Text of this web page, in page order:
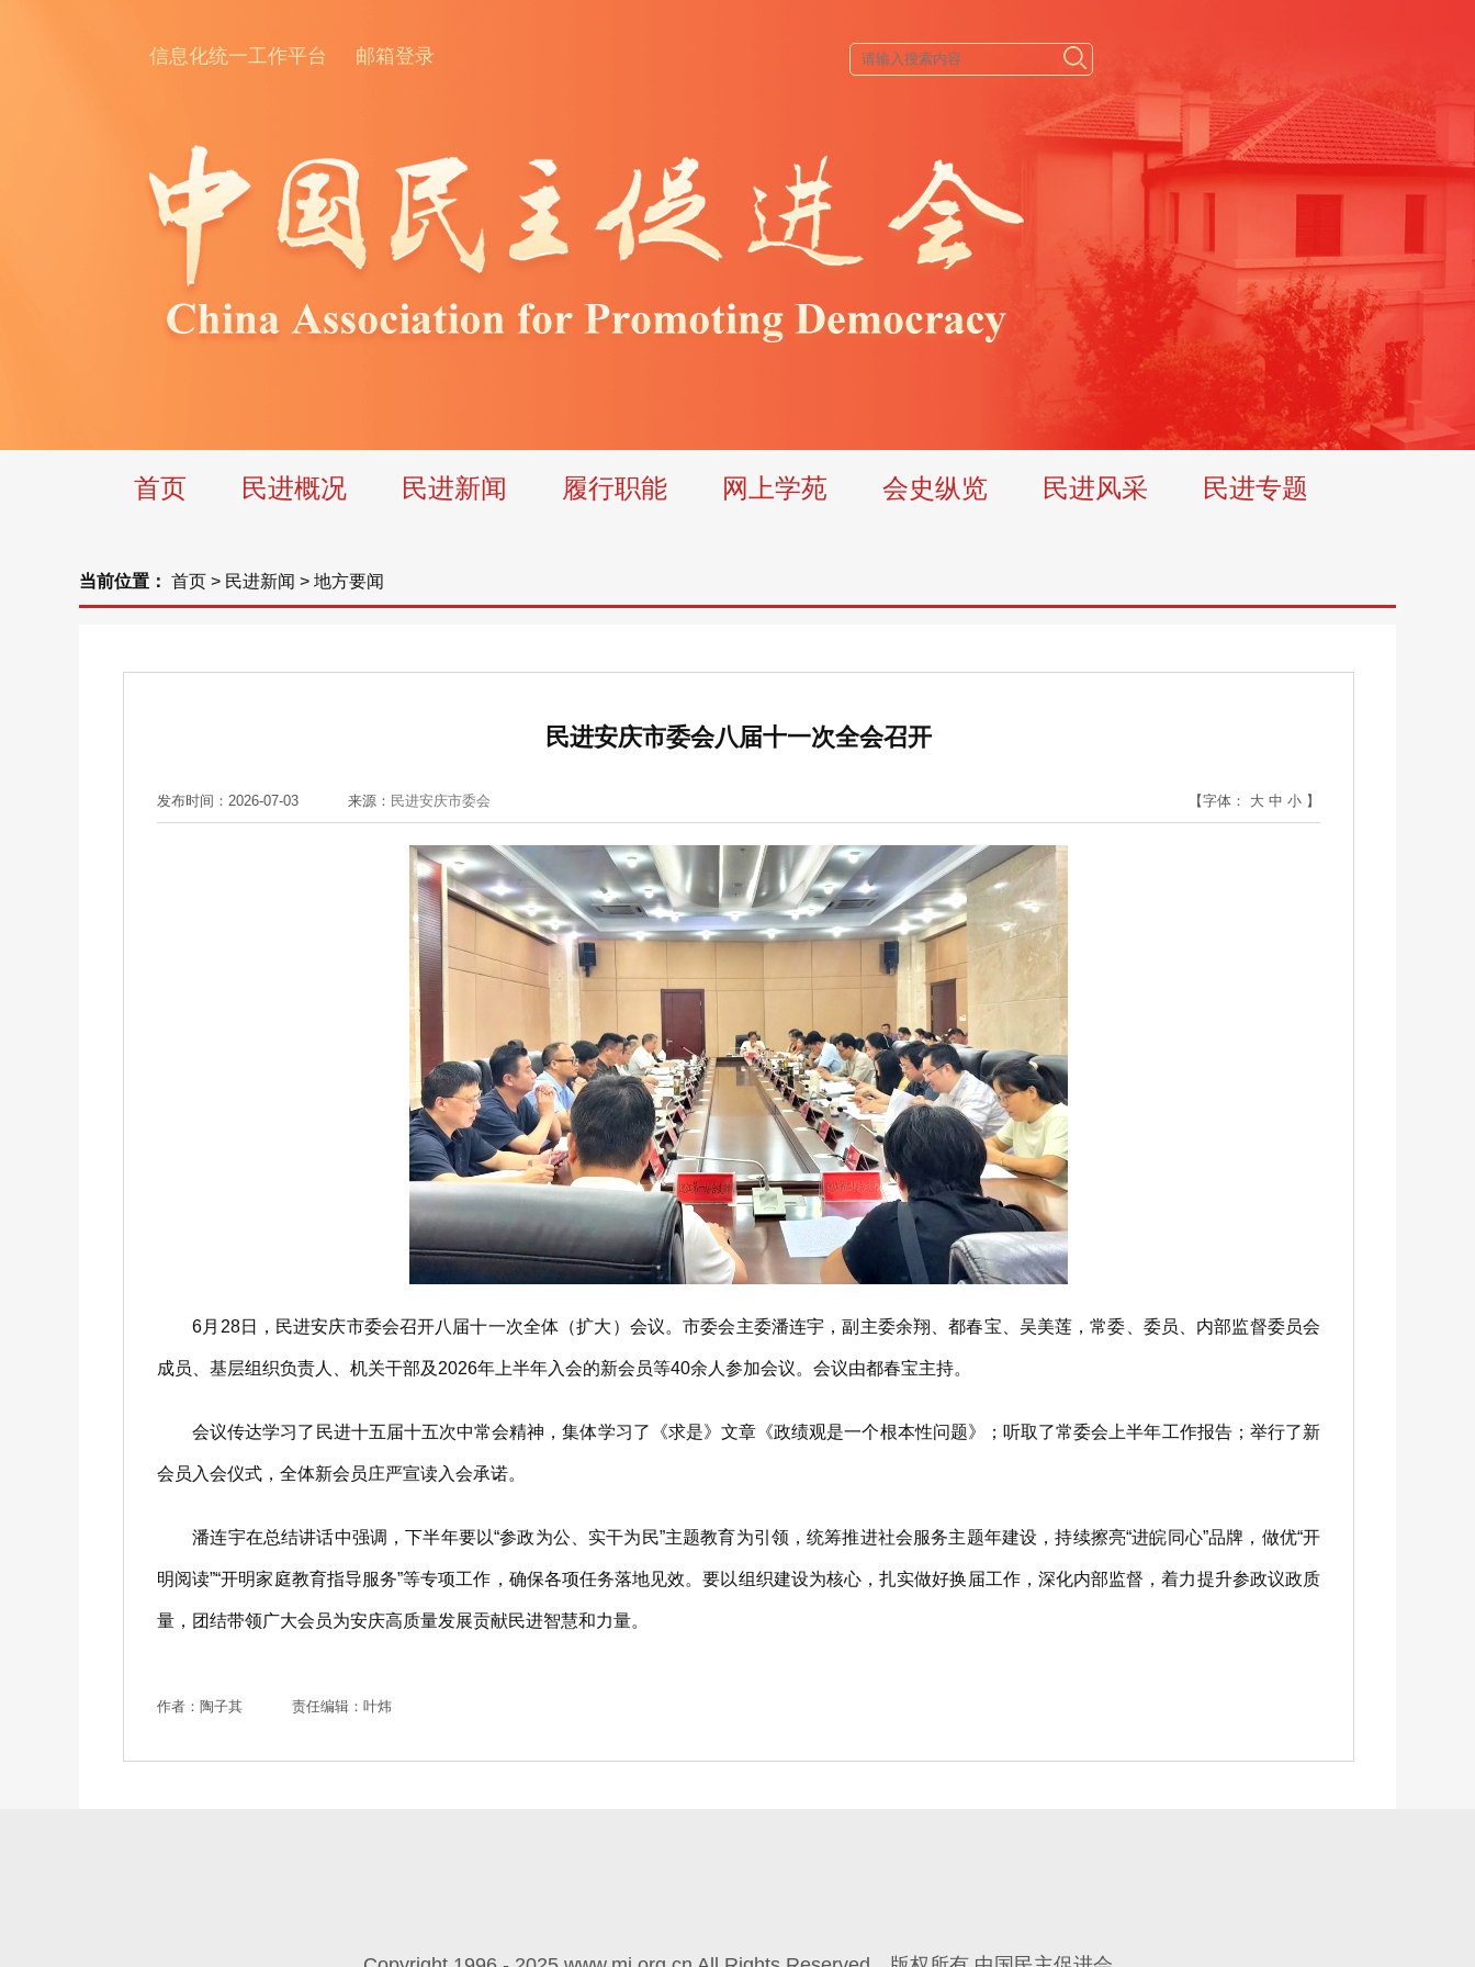
信息化统一工作平台 邮箱登录
首页 民进概况 民进新闻 履行职能 网上学苑 会史纵览 民进风采 民进专题
当前位置： 首页 > 民进新闻 > 地方要闻
民进安庆市委会八届十一次全会召开
发布时间：2026-07-03 来源： 民进安庆市委会 【字体： 大 中 小 】
6月28日，民进安庆市委会召开八届十一次全体（扩大）会议。市委会主委潘连宇，副主委余翔、都春宝、吴美莲，常委、委员、内部监督委员会
成员、基层组织负责人、机关干部及2026年上半年入会的新会员等40余人参加会议。会议由都春宝主持。
会议传达学习了民进十五届十五次中常会精神，集体学习了《求是》文章《政绩观是一个根本性问题》；听取了常委会上半年工作报告；举行了新
会员入会仪式，全体新会员庄严宣读入会承诺。
潘连宇在总结讲话中强调，下半年要以“参政为公、实干为民”主题教育为引领，统筹推进社会服务主题年建设，持续擦亮“进皖同心”品牌，做优“开
明阅读”“开明家庭教育指导服务”等专项工作，确保各项任务落地见效。要以组织建设为核心，扎实做好换届工作，深化内部监督，着力提升参政议政质
量，团结带领广大会员为安庆高质量发展贡献民进智慧和力量。
作者：陶子其 责任编辑：叶炜